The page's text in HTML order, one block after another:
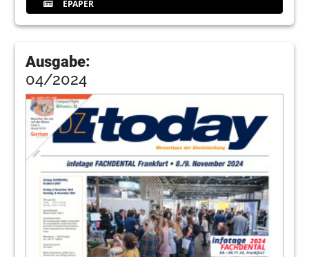
EPAPER
Ausgabe:
04/2024